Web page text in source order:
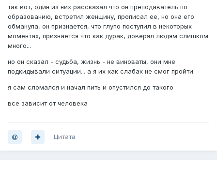
так вот, один из них рассказал что он преподаватель по
образованию, встретил женщину, прописал ее, но она его
обманула, он признается, что глупо поступил в некоторых
моментах, признается что как дурак, доверял людям слишком
много...
но он сказал - судьба, жизнь - не виноваты, они мне
подкидывали ситуации... а я их как слабак не смог пройти
я сам сломался и начал пить и опустился до такого
все зависит от человека
Цитата